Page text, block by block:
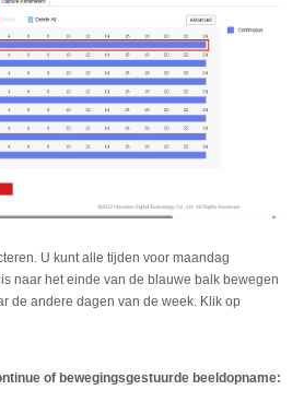
U kunt alle tijden voor maandag
naar het einde van de blauwe balk bewegen
de andere dagen van de week. Klik op
of bewegingsgestuurde beeldopname: